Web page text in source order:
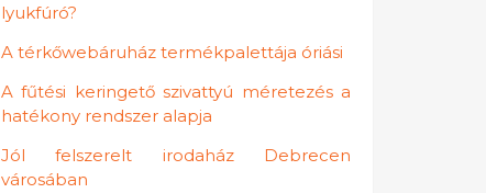
lyukfúró?
A térkőwebáruház termékpalettája óriási
A fűtési keringető szivattyú méretezés a
hatékony rendszer alapja
Jól felszerelt irodaház Debrecen
városában